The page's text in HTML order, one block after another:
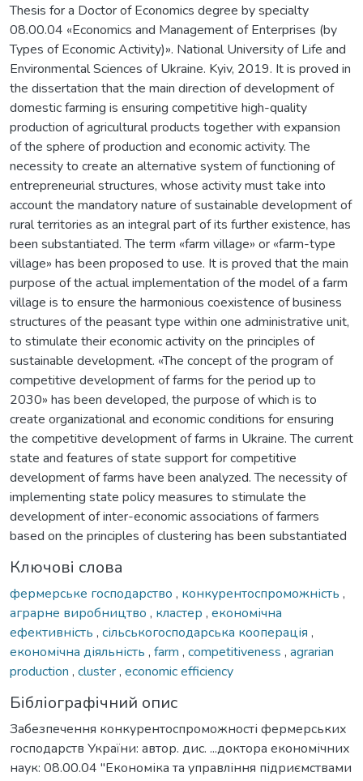
Thesis for a Doctor of Economics degree by specialty
08.00.04 «Economics and Management of Enterprises (by
Types of Economic Activity)». National University of Life and
Environmental Sciences of Ukraine. Kyiv, 2019. It is proved in
the dissertation that the main direction of development of
domestic farming is ensuring competitive high-quality
production of agricultural products together with expansion
of the sphere of production and economic activity. The
necessity to create an alternative system of functioning of
entrepreneurial structures, whose activity must take into
account the mandatory nature of sustainable development of
rural territories as an integral part of its further existence, has
been substantiated. The term «farm village» or «farm-type
village» has been proposed to use. It is proved that the main
purpose of the actual implementation of the model of a farm
village is to ensure the harmonious coexistence of business
structures of the peasant type within one administrative unit,
to stimulate their economic activity on the principles of
sustainable development. «The concept of the program of
competitive development of farms for the period up to
2030» has been developed, the purpose of which is to
create organizational and economic conditions for ensuring
the competitive development of farms in Ukraine. The current
state and features of state support for competitive
development of farms have been analyzed. The necessity of
implementing state policy measures to stimulate the
development of inter-economic associations of farmers
based on the principles of clustering has been substantiated
Ключові слова
фермерське господарство , конкурентоспроможність ,
аграрне виробництво , кластер , економічна
ефективність , сільськогосподарська кооперація ,
економічна діяльність , farm , competitiveness , agrarian
production , cluster, economic efficiency
Бібліографічний опис
Забезпечення конкурентоспроможності фермерських
господарств України: автор. дис. ...доктора економічних
наук: 08.00.04 "Економіка та управління підриємствами